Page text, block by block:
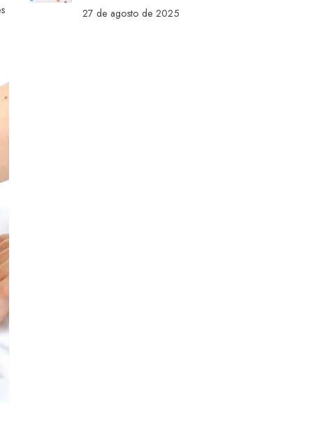
27 de agosto de 2025